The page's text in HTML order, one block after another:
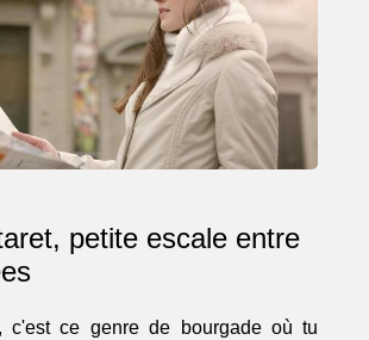
petite escale entre
c'est ce genre de bourgade où tu